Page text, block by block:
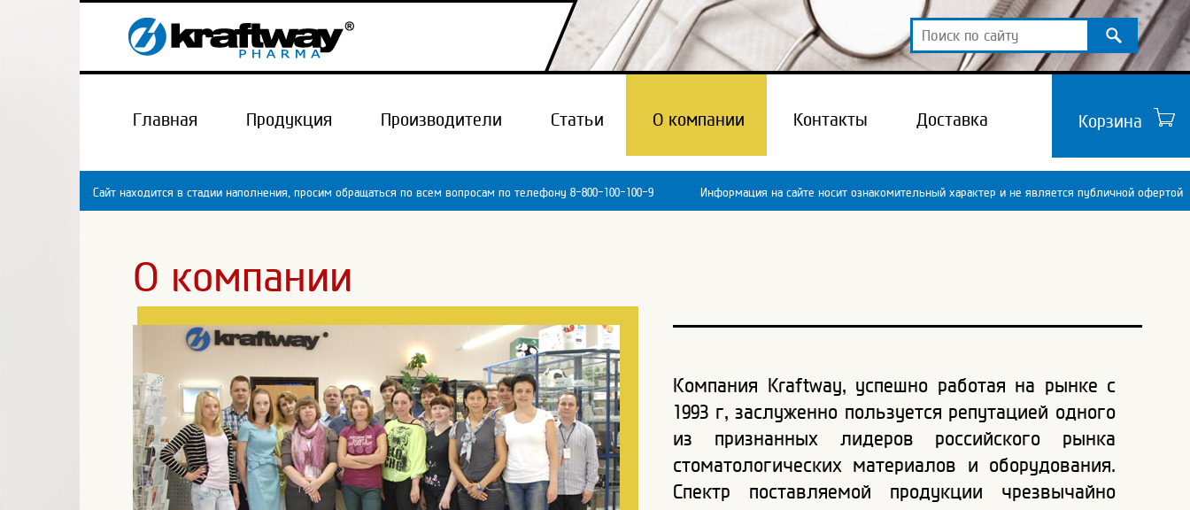
Главная Продукция Производители Статьи О компании Контакты Доставка Корзина
Сайт находится в стадии наполнения, просим обращаться по всем вопросам по телефону 8-800-100-100-9 Информация на сайте носит ознакомительный характер и не является публичной офертой
О компании
Компания Kraftway, успешно работая на рынке с
1993 г, заслуженно пользуется репутацией одного
из признанных лидеров российского рынка
стоматологических материалов и оборудования.
Спектр поставляемой продукции чрезвычайно